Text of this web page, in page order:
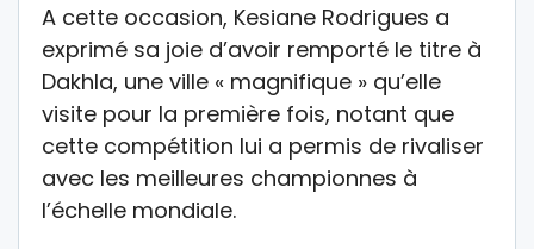
A cette occasion, Kesiane Rodrigues a
exprimé sa joie d’avoir remporté le titre à
Dakhla, une ville « magnifique » qu’elle
visite pour la première fois, notant que
cette compétition lui a permis de rivaliser
avec les meilleures championnes à
l’échelle mondiale.